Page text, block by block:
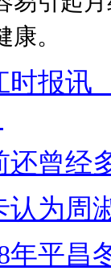
。
时报讯
还曾经
认为周
年平昌